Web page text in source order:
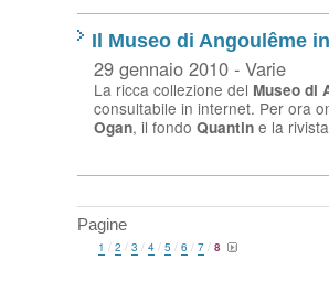
Il Museo di Angoulême
29 gennaio 2010 - Varie
La ricca collezione del Museo di
consultabile in internet. Per ora
Ogan, il fondo Quantin e la
Pagine
1 / 2 / 3 / 4 / 5 / 6 / 7 / 8